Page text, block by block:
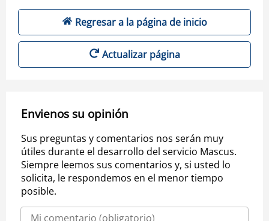
Regresar a la página de inicio
Actualizar página
Envienos su opinión
Sus preguntas y comentarios nos serán muy
útiles durante el desarrollo del servicio Mascus.
Siempre leemos sus comentarios y, si usted lo
solicita, le respondemos en el menor tiempo
posible.